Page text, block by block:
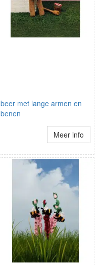
beer met lange armen en
benen
Meer info